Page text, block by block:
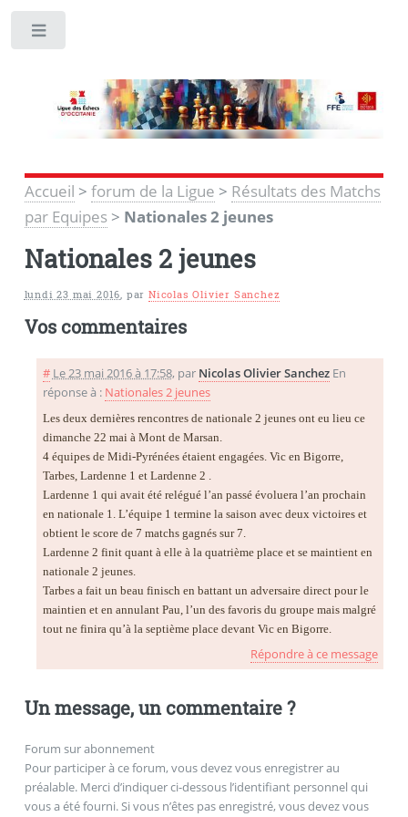
Accueil > forum de la Ligue > Résultats des Matchs
par Equipes> Nationales 2 jeunes
Nationales 2 jeunes
lundi 23 mai 2016, parNicolas Olivier Sanchez
Vos commentaires
# Le 23 mai 2016 à 17:58, par Nicolas Olivier Sanchez En
réponse à : Nationales 2 jeunes
Les deux dernières rencontres de nationale 2 jeunes ont eu lieu ce
dimanche 22 mai à Mont de Marsan.
4 équipes de Midi-Pyrénées étaient engagées. Vic en Bigorre,
Tarbes, Lardenne 1 et Lardenne 2 .
Lardenne 1 qui avait été relégué l’an passé évoluera l’an prochain
en nationale 1. L’équipe 1 termine la saison avec deux victoires et
obtient le score de 7 matchs gagnés sur 7.
Lardenne 2 finit quant à elle à la quatrième place et se maintient en
nationale 2 jeunes.
Tarbes a fait un beau finisch en battant un adversaire direct pour le
maintien et en annulant Pau, l’un des favoris du groupe mais malgré
tout ne finira qu’à la septième place devant Vic en Bigorre.
Répondre à ce message
Un message, un commentaire ?
Forum sur abonnement
Pour participer à ce forum, vous devez vous enregistrer au
préalable. Merci d’indiquer ci-dessous l’identifiant personnel qui
vous a été fourni. Si vous n’êtes pas enregistré, vous devez vous